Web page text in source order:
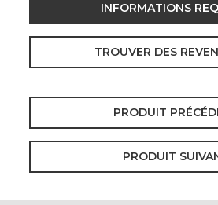
INFORMATIONS
TROUVER DES
PRODUIT
PRODUIT